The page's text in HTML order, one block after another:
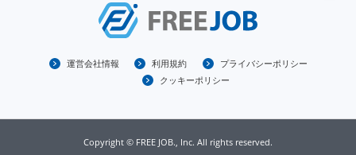
運営会社情報 利用規約
プライバシーポリシー
クッキーポリシー
Copyright © FREE JOB., Inc. All rights reserved.